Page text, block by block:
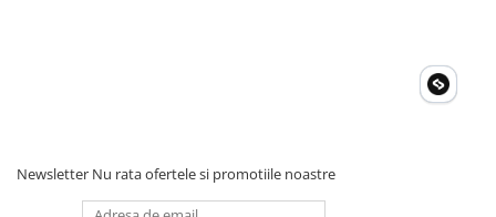
Stabilizatoare Tensiune
Scule si aparate
Newsletter Nu rata ofertele si promotiile noastre